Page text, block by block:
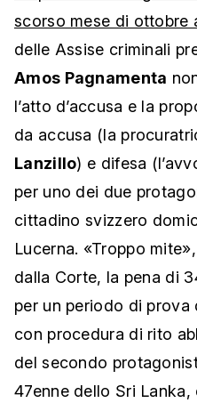
scorso mese di ottobre
delle Assise criminali
Amos Pagnamenta
l’atto d’accusa e la
da accusa (la
Lanzillo) e difesa
per uno dei due
cittadino svizzero
Lucerna. «Troppo
dalla Corte, la pena di
per un periodo di prova
con procedura di rito
del secondo
47enne dello Sri